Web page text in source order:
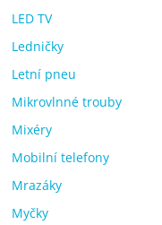
LED TV
Ledničky
Letní pneu
Mikrovlnné trouby
Mixéry
Mobilní telefony
Mrazáky
Myčky